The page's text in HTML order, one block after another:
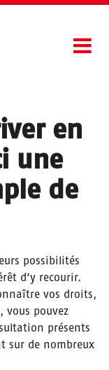
en
une
de
possibilités
d’y recourir.
vos droits,
vous pouvez
présents
sur de nombreux